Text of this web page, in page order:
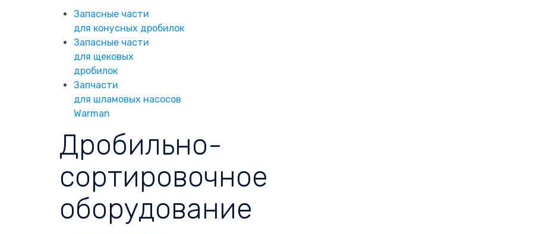
Запасные части
для конусных дробилок
Запасные части
для щековых
дробилок
Запчасти
для шламовых насосов
Warman
Дробильно-
сортировочное
оборудование